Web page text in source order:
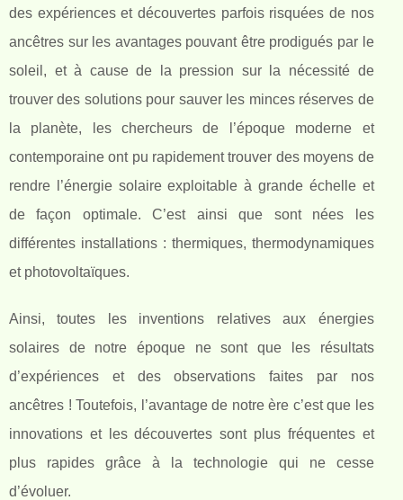
des expériences et découvertes parfois risquées de nos
ancêtres sur les avantages pouvant être prodigués par le
soleil, et à cause de la pression sur la nécessité de
trouver des solutions pour sauver les minces réserves de
la planète, les chercheurs de l’époque moderne et
contemporaine ont pu rapidement trouver des moyens de
rendre l’énergie solaire exploitable à grande échelle et
de façon optimale. C’est ainsi que sont nées les
différentes installations : thermiques, thermodynamiques
et photovoltaïques.
Ainsi, toutes les inventions relatives aux énergies
solaires de notre époque ne sont que les résultats
d’expériences et des observations faites par nos
ancêtres ! Toutefois, l’avantage de notre ère c’est que les
innovations et les découvertes sont plus fréquentes et
plus rapides grâce à la technologie qui ne cesse
d’évoluer.